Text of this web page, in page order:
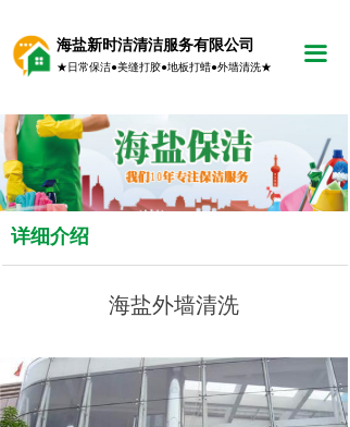
海盐新时洁清洁服务有限公司
★日常保洁●美缝打胶●地板打蜡●外墙清洗★
끀
详细介绍
海盐外墙清洗